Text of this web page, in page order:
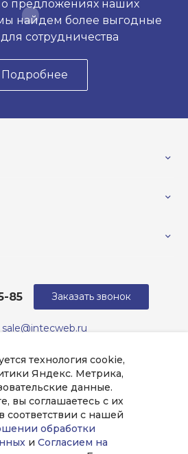
технология cookie,
Яндекс. Метрика,
данные.
вы соглашаетесь с их
соответствии с нашей
обработки
и Согласием на
о предложениях наших
найдем более выгодные
сотрудничества
Подробнее
sale@intecweb.ru
85
ул. Люсиновская, д. 39
Заказать звонок